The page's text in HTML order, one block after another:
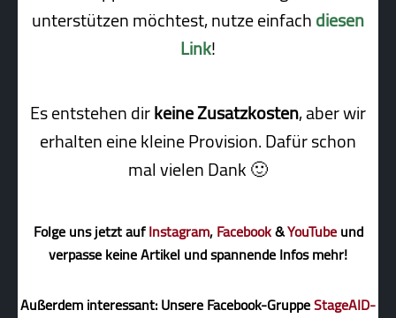
unterstützen möchtest, nutze einfachdiesen
Link!
Es entstehen dirkeine Zusatzkosten, aber wir
erhalten eine kleine Pro­vi­sion. Dafür schon
mal vielen Dank 🙂
Folge uns jetzt aufInstagram,Facebook&YouTubeund
verpasse keine Artikel und spannende Infos mehr!
Außerdem interessant: Unsere Facebook-GruppeStageAID-